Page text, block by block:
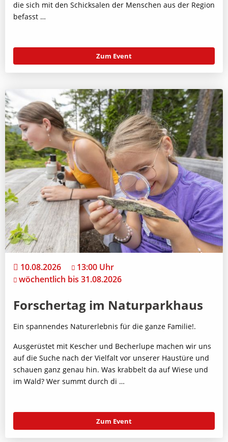
die sich mit den Schicksalen der Menschen aus der Region
befasst …
Zum Event
10.08.2026
13:00 Uhr
wöchentlich bis 31.08.2026
Forschertag im Naturparkhaus
Ein spannendes Naturerlebnis für die ganze Familie!.
Ausgerüstet mit Kescher und Becherlupe machen wir uns
auf die Suche nach der Vielfalt vor unserer Haustüre und
schauen ganz genau hin. Was krabbelt da auf Wiese und
im Wald? Wer summt durch di …
Zum Event